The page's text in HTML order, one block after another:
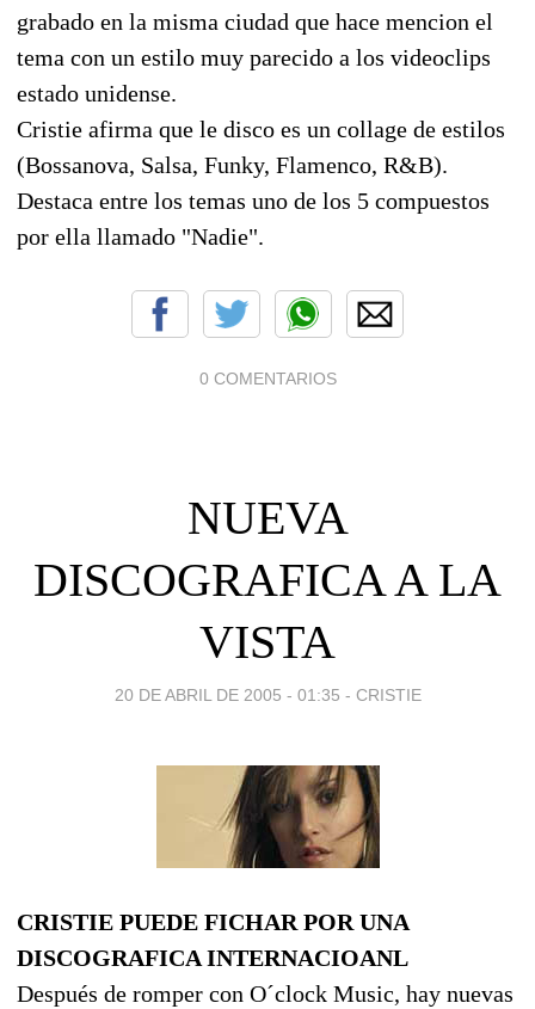
grabado en la misma ciudad que hace mencion el
tema con un estilo muy parecido a los videoclips
estado unidense.
Cristie afirma que le disco es un collage de estilos
(Bossanova, Salsa, Funky, Flamenco, R&B).
Destaca entre los temas uno de los 5 compuestos
por ella llamado "Nadie".
0 COMENTARIOS
NUEVA
DISCOGRAFICA A LA
VISTA
20 DE ABRIL DE 2005 - 01:35 - CRISTIE
CRISTIE PUEDE FICHAR POR UNA
DISCOGRAFICA INTERNACIOANL
Después de romper con O´clock Music, hay nuevas